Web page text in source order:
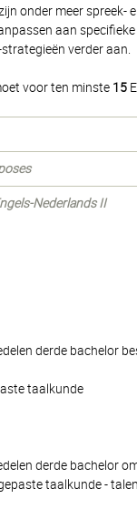
onder meer
aan
verder aan.
voor ten minste 15
Nederlands II
derde bachelor
taalkunde
derde bachelor
taalkunde -